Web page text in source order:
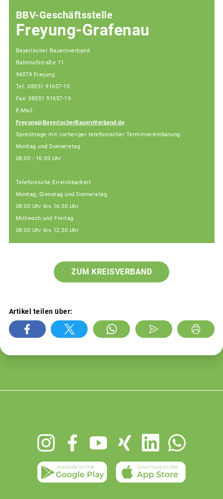
BBV-Geschäftsstelle
Freyung-Grafenau
Bayerischer Bauernverband
Bahnhofstraße 11
94078 Freyung
Tel: 08551 91657-10
Fax: 08551 91657-19
E-Mail:
Freyung@BayerischerBauernVerband.de
Sprechtage mit vorheriger telefonischer Terminvereinbarung:
Montag und Donnerstag
08:00 - 16:30 Uhr
Telefonische Erreichbarkeit:
Montag, Dienstag und Donnerstag
08:00 Uhr bis 16:30 Uhr
Mittwoch und Freitag
08:00 Uhr bis 12:30 Uhr
ZUM KREISVERBAND
Artikel teilen über: